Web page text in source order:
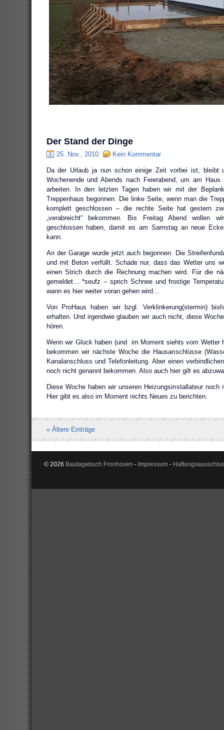
Der Stand der Dinge
25. Nov., 2010 Kein Kommentar
Da der Urlaub ja nun schon einige Zeit vorbei ist, bleibt
Wochenende und Abends nach Feierabend, um am
arbeiten. In den letzten Tagen haben wir mit der
Treppenhaus begonnen. Die linke Seite, wenn man die
komplett geschlossen – die rechte Seite hat gestern
„verabreicht“ bekommen. Bis Freitag Abend wollen
geschlossen haben, damit es am Samstag an neue
kann.
An der Garage wurde jetzt auch begonnen. Die
und mit Beton verfüllt. Schade nur, dass das Wetter uns
einen Strich durch die Rechnung machen wird. Für die
gemeldet… *seufz – sprich Schnee und frostige
wann es hier weiter voran gehen wird…
Von ProHaus haben wir bzgl. Verklinkerung(stermin)
erhalten. Und irgendwie glauben wir auch nicht, diese
hören.
Wenn wir Glück haben (und im Moment siehts vom Wetter
bekommen wir nächste Woche die Hausanschlüsse
Kanalanschluss und Telefonleitung. Aber einen
noch nicht genannt bekommen. Also auch hier gilt es
Diese Woche haben wir unseren Heizungsinstallateur noch
Hier gibt es also im Moment nichts Neues zu berichten.
« Ältere Einträge
© 2026 Bautagebuch Fronhoven - Impressum-